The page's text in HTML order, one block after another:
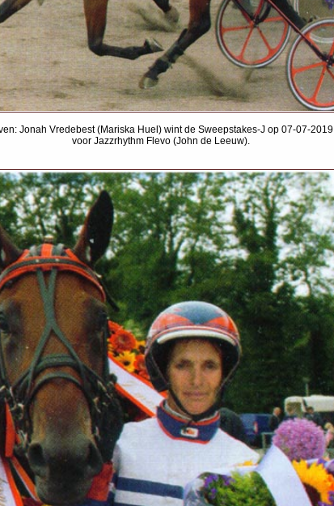
Jonah Vredebest (Mariska Huel) wint de Sweepstakes-J op 07-07-2019,
voor Jazzrhythm Flevo (John de Leeuw).